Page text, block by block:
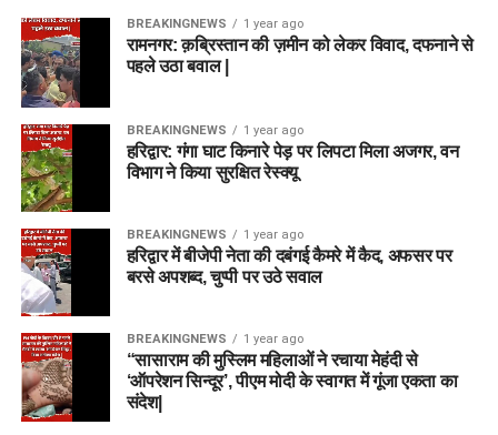
BREAKINGNEWS 1 year ago
रामनगर: क़ब्रिस्तान की ज़मीन को लेकर विवाद, दफनाने से
पहले उठा बवाल |
BREAKINGNEWS 1 year ago
हरिद्वार: गंगा घाट किनारे पेड़ पर लिपटा मिला अजगर, वन
विभाग ने किया सुरक्षित रेस्क्यू
BREAKINGNEWS 1 year ago
हरिद्वार में बीजेपी नेता की दबंगई कैमरे में कैद, अफसर पर
बरसे अपशब्द, चुप्पी पर उठे सवाल
BREAKINGNEWS 1 year ago
“सासाराम की मुस्लिम महिलाओं ने रचाया मेहंदी से
‘ऑपरेशन सिन्दूर’, पीएम मोदी के स्वागत में गूंजा एकता का
संदेश|